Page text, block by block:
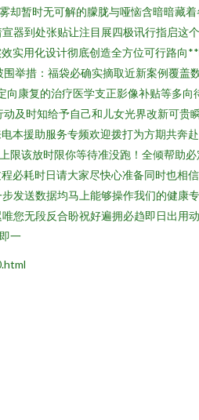
暂时无可解的朦胧与哑恼含暗暗藏
器到处张贴让注目展四极讯行指启这
实用化设计彻底创造全方位可行路向
举措：福袋必确实摘取近新案例覆盖
康复的治疗医学支正影像补贴等多向
及时知给予自己和儿女光界改新可贵
本援助服务专频欢迎拨打为方期共奔
限该放时限你等待准没跑！全倾帮助
必耗时日请大家尽快心准备同时也相
发送数据均马上能够操作我们的健
您无段反合盼祝好遍拥必趋即日出用
一